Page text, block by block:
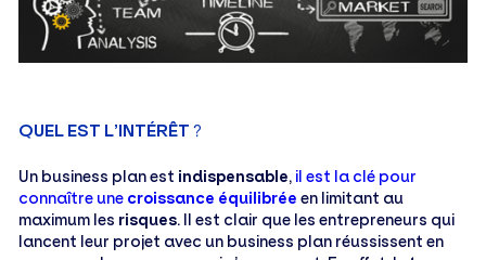
QUEL EST L’INTÉRÊT ?
Un business plan est indispensable, il est la clé pour
connaître une croissance équilibrée en limitant au
maximum les risques. Il est clair que les entrepreneurs qui
lancent leur projet avec un business plan réussissent en